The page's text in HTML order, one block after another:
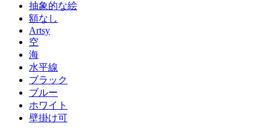
抽象的な絵
額なし
Artsy
空
海
水平線
ブラック
ブルー
ホワイト
壁掛け可